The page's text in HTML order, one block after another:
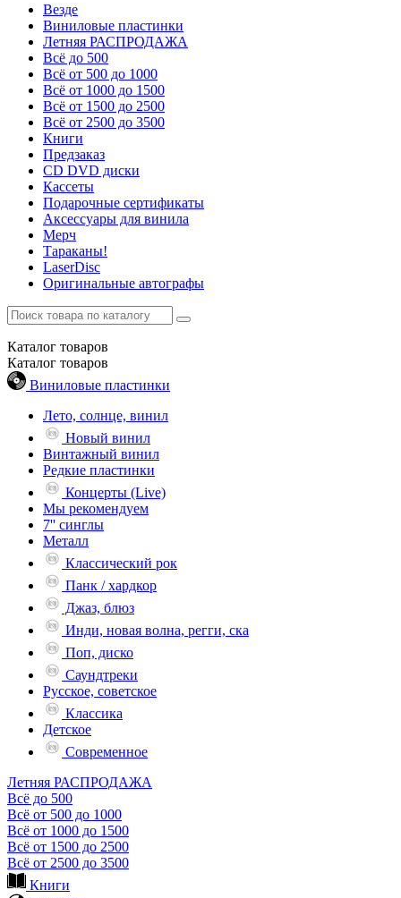
Везде
Виниловые пластинки
Летняя РАСПРОДАЖА
Всё до 500
Всё от 500 до 1000
Всё от 1000 до 1500
Всё от 1500 до 2500
Всё от 2500 до 3500
Книги
Предзаказ
CD DVD диски
Кассеты
Подарочные сертификаты
Аксессуары для винила
Мерч
Тараканы!
LaserDisc
Оригинальные автографы
Каталог товаров
Каталог товаров
Виниловые пластинки
Лето, солнце, винил
Новый винил
Винтажный винил
Редкие пластинки
Концерты (Live)
Мы рекомендуем
7'' синглы
Металл
Классический рок
Панк / хардкор
Джаз, блюз
Инди, новая волна, регги, ска
Поп, диско
Саундтреки
Русское, советское
Классика
Детское
Современное
Летняя РАСПРОДАЖА
Всё до 500
Всё от 500 до 1000
Всё от 1000 до 1500
Всё от 1500 до 2500
Всё от 2500 до 3500
Книги